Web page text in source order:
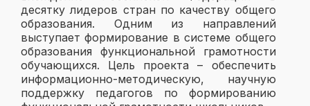
десятку лидеров стран по качеству общего
образования. Одним из направлений
выступает формирование в системе общего
образования функциональной грамотности
обучающихся. Цель проекта – обеспечить
информационно-методическую, научную
поддержку педагогов по формированию